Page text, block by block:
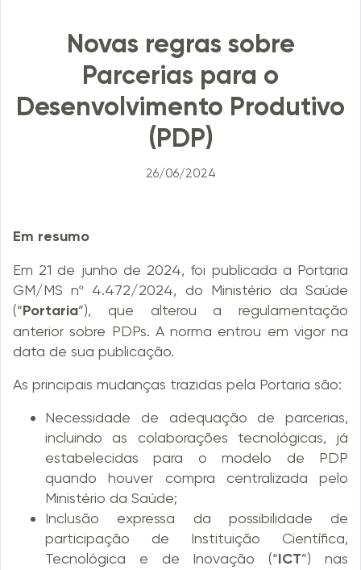
Novas regras sobre
Parcerias para o
Desenvolvimento Produtivo
(PDP)
26/06/2024
Em resumo
Em 21 de junho de 2024, foi publicada a Portaria
GM/MS nº 4.472/2024, do Ministério da Saúde
(“Portaria”), que alterou a regulamentação
anterior sobre PDPs. A norma entrou em vigor na
data de sua publicação.
As principais mudanças trazidas pela Portaria são:
Necessidade de adequação de parcerias,
incluindo as colaborações tecnológicas, já
estabelecidas para o modelo de PDP
quando houver compra centralizada pelo
Ministério da Saúde;
Inclusão expressa da possibilidade de
participação de Instituição Científica,
Tecnológica e de Inovação (“ICT”) nas